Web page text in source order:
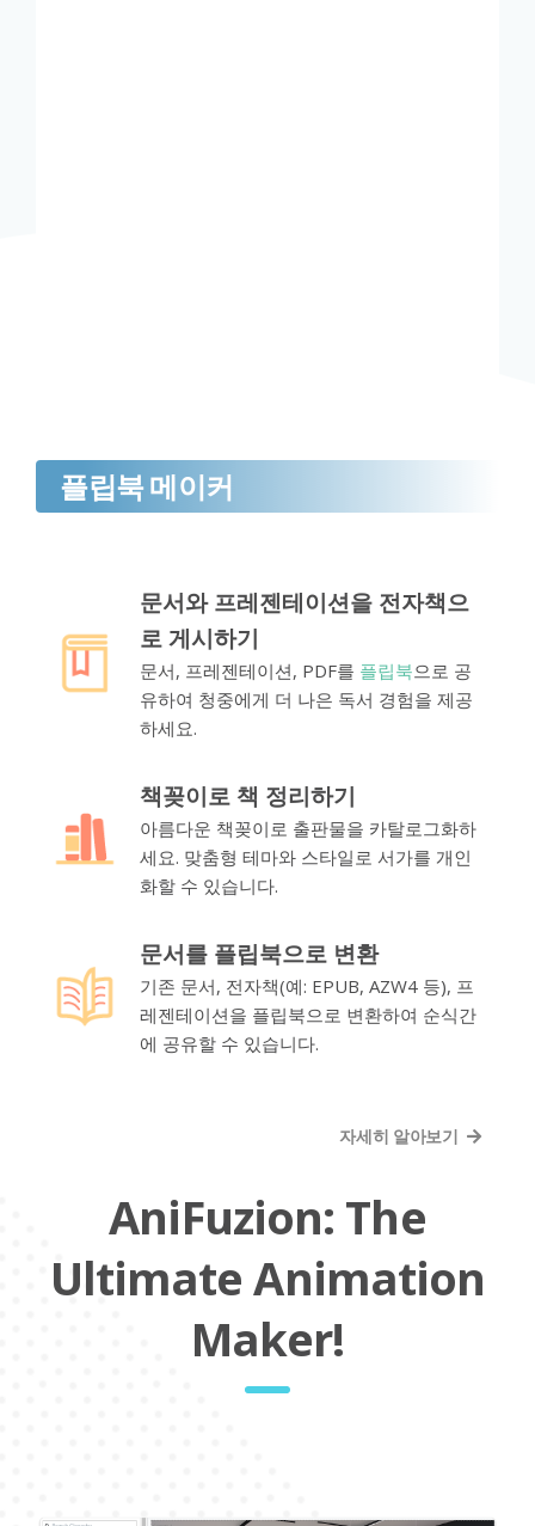
플립북 메이커
문서와 프레젠테이션을 전자책으
로 게시하기
문서, 프레젠테이션, PDF를 플립북으로 공
유하여 청중에게 더 나은 독서 경험을 제공
하세요.
책꽂이로 책 정리하기
아름다운 책꽂이로 출판물을 카탈로그화하
세요. 맞춤형 테마와 스타일로 서가를 개인
화할 수 있습니다.
문서를 플립북으로 변환
기존 문서, 전자책(예: EPUB, AZW4 등), 프
레젠테이션을 플립북으로 변환하여 순식간
에 공유할 수 있습니다.
자세히 알아보기
AniFuzion: The
Ultimate Animation
Maker!